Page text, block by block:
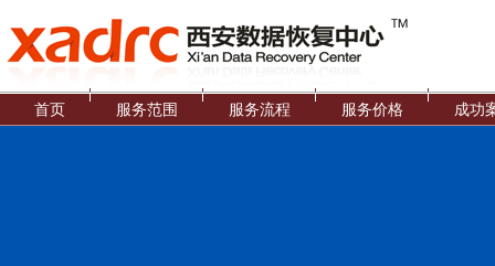
首页 服务范围 服务流程 服务价格 成功